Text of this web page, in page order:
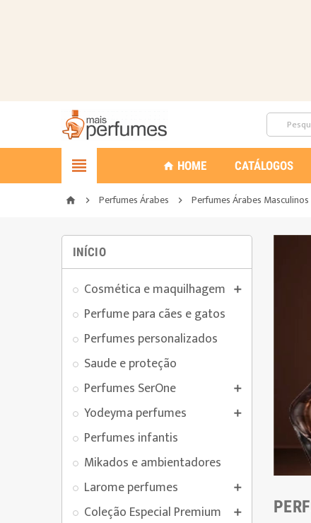
 home HOME CATÁLOGOS
home  Perfumes Árabes  Perfumes Árabes Masculinos
INÍCIO
Cosmética e maquilhagem 
Perfume para cães e gatos
Perfumes personalizados
Saude e proteção
Perfumes SerOne

Yodeyma perfumes 
Perfumes infantis
Mikados e ambientadores
Larome perfumes

Coleção Especial Premium 